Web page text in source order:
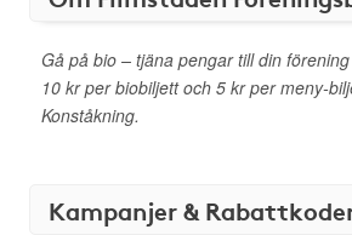
Gå på bio – tjäna pengar till din förening
10 kr per biobiljett och 5 kr per meny-
Konståkning.
Kampanjer &